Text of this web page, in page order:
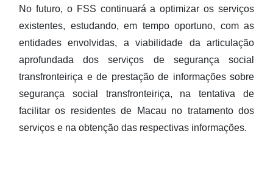
No futuro, o FSS continuará a optimizar os serviços
existentes, estudando, em tempo oportuno, com as
entidades envolvidas, a viabilidade da articulação
aprofundada dos serviços de segurança social
transfronteiriça e de prestação de informações sobre
segurança social transfronteiriça, na tentativa de
facilitar os residentes de Macau no tratamento dos
serviços e na obtenção das respectivas informações.